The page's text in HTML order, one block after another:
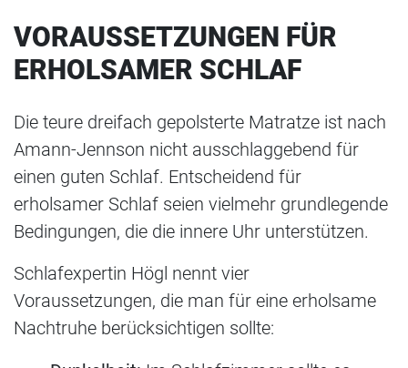
VORAUSSETZUNGEN FÜR
ERHOLSAMER SCHLAF
Die teure dreifach gepolsterte Matratze ist nach
Amann-Jennson nicht ausschlaggebend für
einen guten Schlaf. Entscheidend für
erholsamer Schlaf seien vielmehr grundlegende
Bedingungen, die die innere Uhr unterstützen.
Schlafexpertin Högl nennt vier
Voraussetzungen, die man für eine erholsame
Nachtruhe berücksichtigen sollte: